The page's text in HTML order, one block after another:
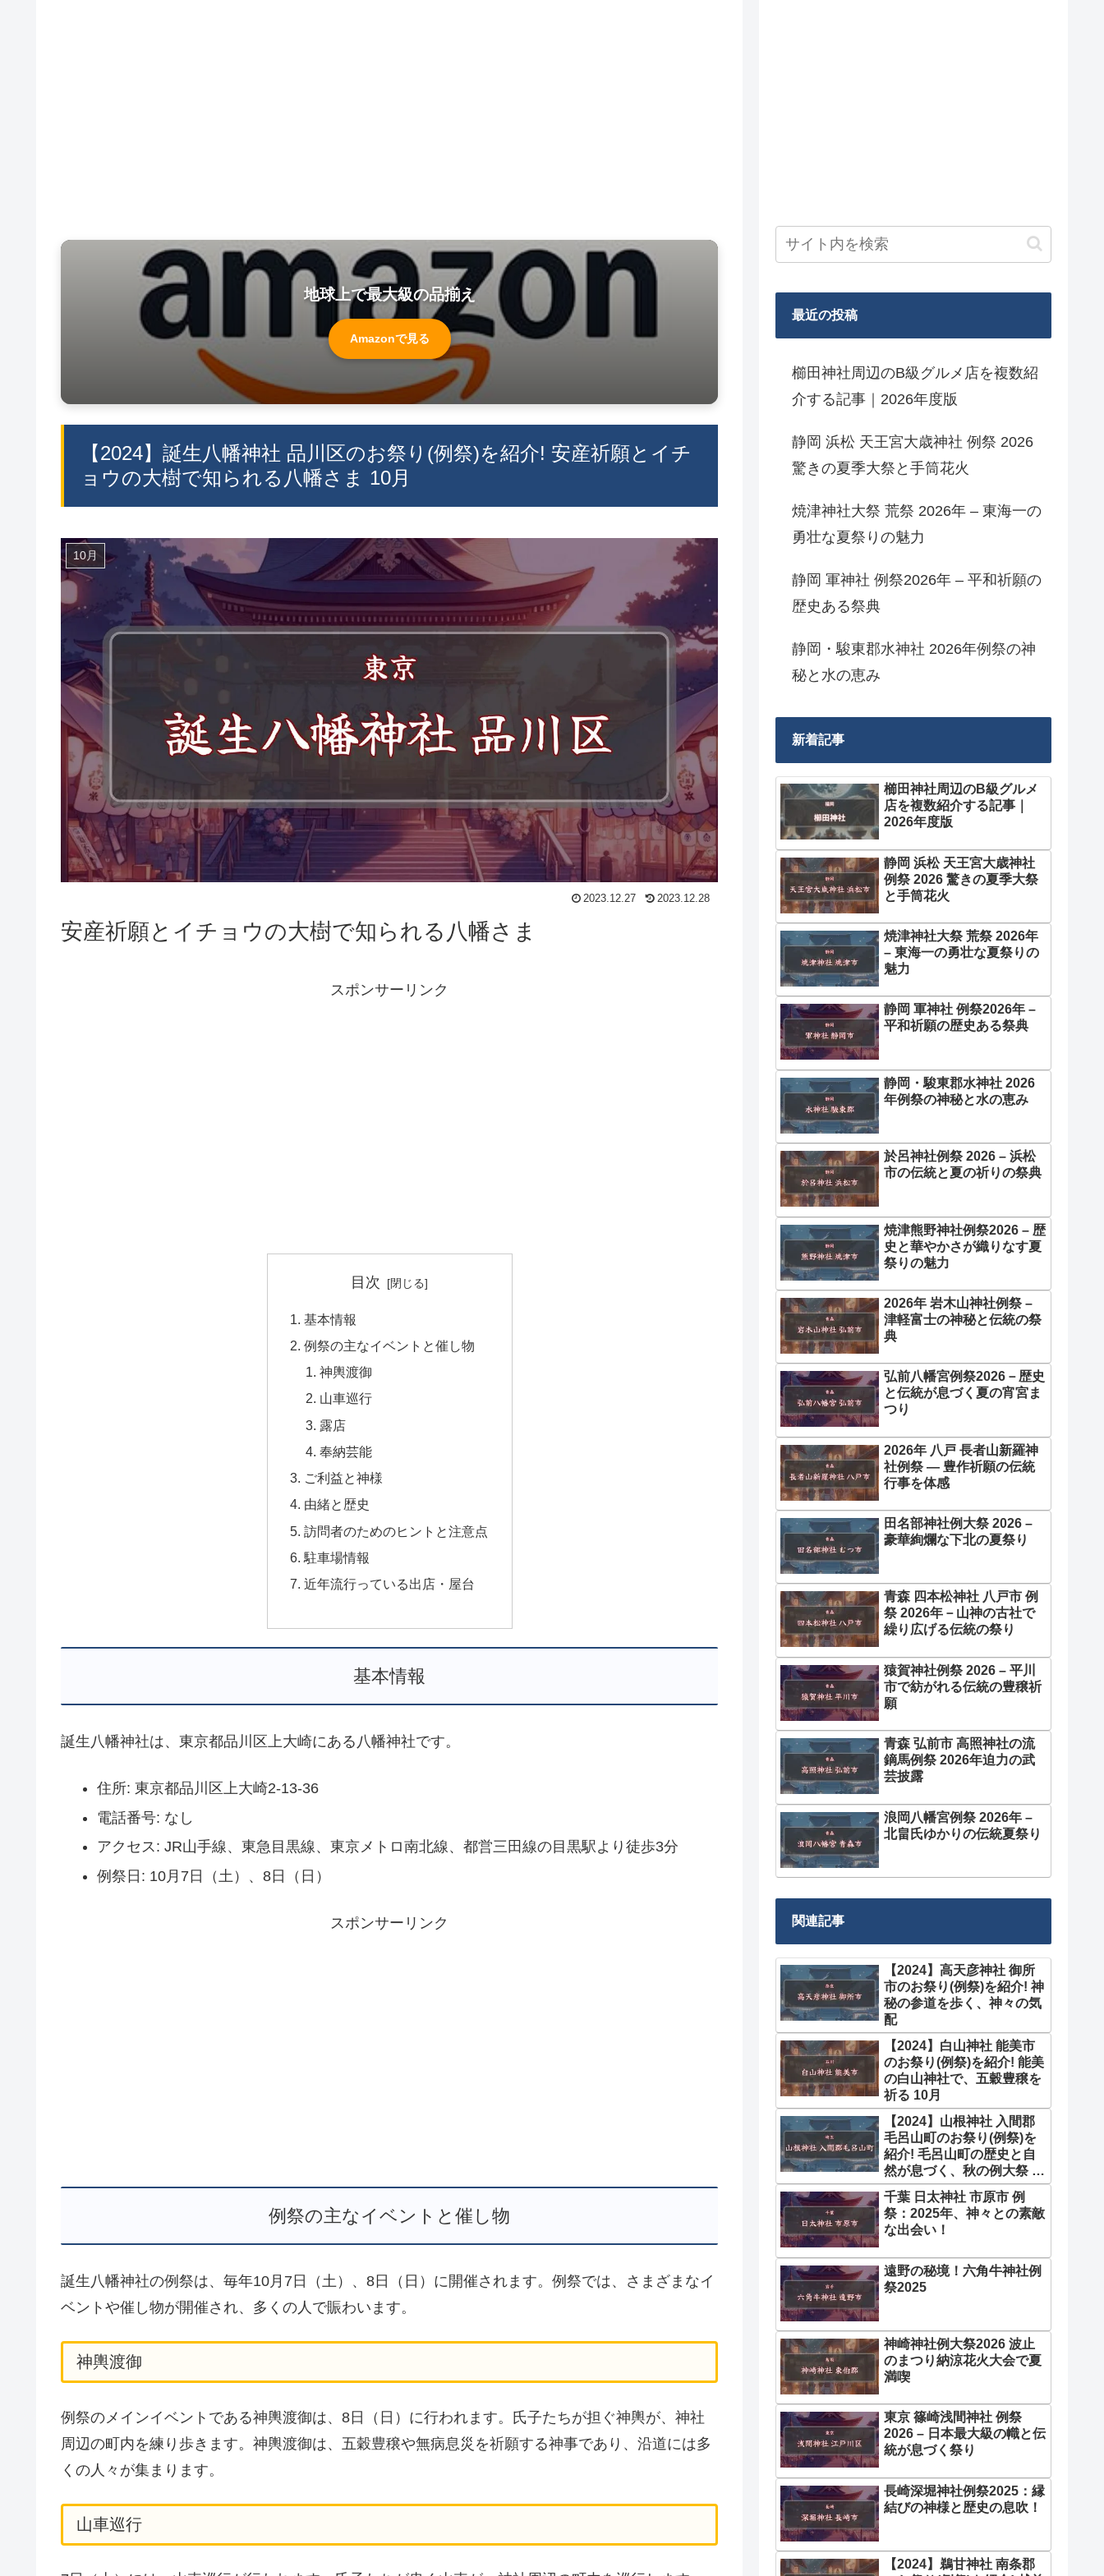
地球上で最大級の品揃え
Amazonで見る
【2024】誕生八幡神社 品川区のお祭り(例祭)を紹介! 安産祈願とイチ
ョウの大樹で知られる八幡さま 10月
10月
2023.12.27 2023.12.28
安産祈願とイチョウの大樹で知られる八幡さま
スポンサーリンク
目次
基本情報
例祭の主なイベントと催し物
神輿渡御
山車巡行
露店
奉納芸能
ご利益と神様
由緒と歴史
訪問者のためのヒントと注意点
駐車場情報
近年流行っている出店・屋台
基本情報
誕生八幡神社は、東京都品川区上大崎にある八幡神社です。
住所: 東京都品川区上大崎2-13-36
電話番号: なし
アクセス: JR山手線、東急目黒線、東京メトロ南北線、都営三田線の目黒駅より徒歩3分
例祭日: 10月7日（土）、8日（日）
スポンサーリンク
例祭の主なイベントと催し物
誕生八幡神社の例祭は、毎年10月7日（土）、8日（日）に開催されます。例祭では、さまざまなイ
ベントや催し物が開催され、多くの人で賑わいます。
神輿渡御
例祭のメインイベントである神輿渡御は、8日（日）に行われます。氏子たちが担ぐ神輿が、神社
周辺の町内を練り歩きます。神輿渡御は、五穀豊穣や無病息災を祈願する神事であり、沿道には多
くの人々が集まります。
山車巡行
最近の投稿
櫛田神社周辺のB級グルメ店を複数紹
介する記事｜2026年度版
静岡 浜松 天王宮大歳神社 例祭 2026
驚きの夏季大祭と手筒花火
焼津神社大祭 荒祭 2026年 – 東海一の
勇壮な夏祭りの魅力
静岡 軍神社 例祭2026年 – 平和祈願の
歴史ある祭典
静岡・駿東郡水神社 2026年例祭の神
秘と水の恵み
新着記事
櫛田神社周辺のB級グルメ
店を複数紹介する記事｜
2026年度版
静岡 浜松 天王宮大歳神社
例祭 2026 驚きの夏季大祭
と手筒花火
焼津神社大祭 荒祭 2026年
– 東海一の勇壮な夏祭りの
魅力
静岡 軍神社 例祭2026年 –
平和祈願の歴史ある祭典
静岡・駿東郡水神社 2026
年例祭の神秘と水の恵み
於呂神社例祭 2026 – 浜松
市の伝統と夏の祈りの祭典
焼津熊野神社例祭2026 – 歴
史と華やかさが織りなす夏
祭りの魅力
2026年 岩木山神社例祭 –
津軽富士の神秘と伝統の祭
典
弘前八幡宮例祭2026－歴史
と伝統が息づく夏の宵宮ま
つり
2026年 八戸 長者山新羅神
社例祭 ― 豊作祈願の伝統
行事を体感
田名部神社例大祭 2026 –
豪華絢爛な下北の夏祭り
青森 四本松神社 八戸市 例
祭 2026年－山神の古社で
繰り広げる伝統の祭り
猿賀神社例祭 2026 – 平川
市で紡がれる伝統の豊穣祈
願
青森 弘前市 高照神社の流
鏑馬例祭 2026年迫力の武
芸披露
浪岡八幡宮例祭 2026年 –
北畠氏ゆかりの伝統夏祭り
関連記事
【2024】高天彦神社 御所
市のお祭り(例祭)を紹介! 神
秘の参道を歩く、神々の気
配
【2024】白山神社 能美市
のお祭り(例祭)を紹介! 能美
の白山神社で、五穀豊穣を
祈る 10月
【2024】山根神社 入間郡
毛呂山町のお祭り(例祭)を
紹介! 毛呂山町の歴史と自
然が息づく、秋の例大祭 10
月
千葉 日太神社 市原市 例
祭：2025年、神々との素敵
な出会い！
遠野の秘境！六角牛神社例
祭2025
神崎神社例大祭2026 波止
のまつり納涼花火大会で夏
満喫
東京 篠崎浅間神社 例祭
2026 – 日本最大級の幟と伝
統が息づく祭り
長崎深堀神社例祭2025：縁
結びの神様と歴史の息吹！
【2024】鵜甘神社 南条郡